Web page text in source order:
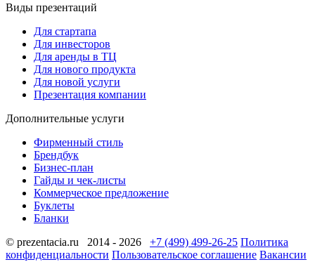
Виды презентаций
Для стартапа
Для инвесторов
Для аренды в ТЦ
Для нового продукта
Для новой услуги
Презентация компании
Дополнительные услуги
Фирменный стиль
Брендбук
Бизнес-план
Гайды и чек-листы
Коммерческое предложение
Буклеты
Бланки
© prezentacia.ru 2014 - 2026 +7 (499) 499-26-25 Политика
конфиденциальности Пользовательское соглашение Вакансии